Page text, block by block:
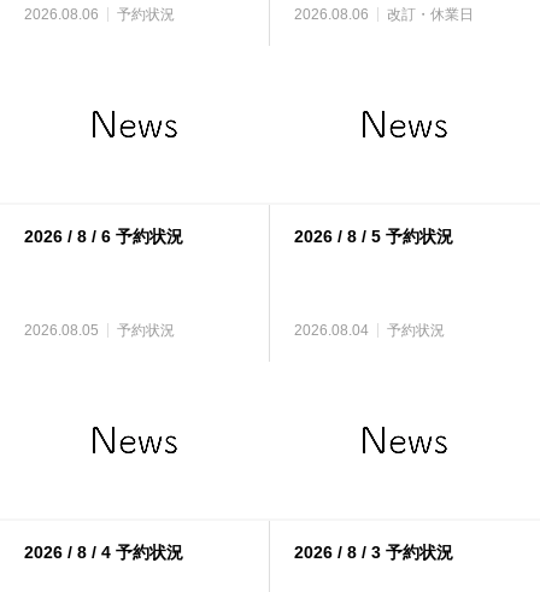
2026.08.06 予約状況 2026.08.06 改訂・休業日
2026 / 8 / 6 予約状況
2026.08.05 予約状況
2026 / 8 / 5 予約状況
2026.08.04 予約状況
2026 / 8 / 4 予約状況 2026 / 8 / 3 予約状況